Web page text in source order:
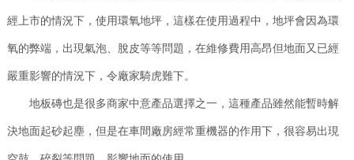
經上市的情況下，使用環氧地坪，這樣在使用過程中，地坪會因為環
氧的弊端，出現氣泡、脫皮等等問題，在維修費用高昂但地面又已經
嚴重影響的情況下，令廠家騎虎難下。
地板磚也是很多商家中意產品選擇之一，這種產品雖然能暫時解
決地面起砂起塵，但是在車間廠房經常重機器的作用下，很容易出現